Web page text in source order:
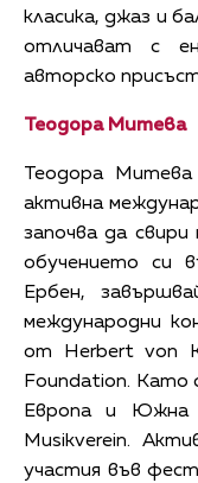
класика, джаз и
отличават с
авторско
Теодора Митева
Теодора Митева
активна
започва да
обучението си
Ербен,
международни
от Herbert von
Foundation. Като
Европа и Южна
Musikverein.
участия във